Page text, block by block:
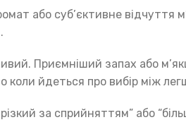
або суб’єктивне відчуття
Приємніший запах або
йдеться про вибір між
за сприйняттям” або